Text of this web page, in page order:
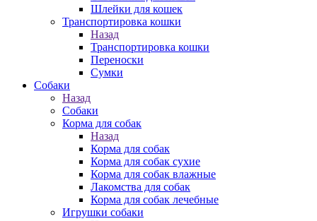
Шлейки для кошек
Транспортировка кошки
Назад
Транспортировка кошки
Переноски
Сумки
Собаки
Назад
Собаки
Корма для собак
Назад
Корма для собак
Корма для собак сухие
Корма для собак влажные
Лакомства для собак
Корма для собак лечебные
Игрушки собаки